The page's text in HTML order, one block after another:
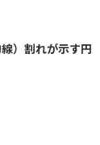
）割れが示す円